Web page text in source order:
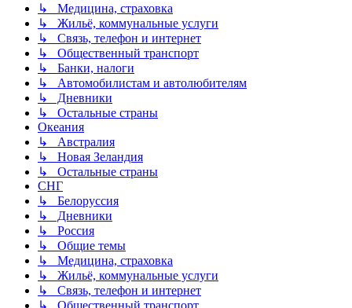
↳ Медицина, страховка
↳ Жильё, коммунальные услуги
↳ Связь, телефон и интернет
↳ Общественный транспорт
↳ Банки, налоги
↳ Автомобилистам и автолюбителям
↳ Дневники
↳ Остальные страны
Океания
↳ Австралия
↳ Новая Зеландия
↳ Остальные страны
СНГ
↳ Белоруссия
↳ Дневники
↳ Россия
↳ Общие темы
↳ Медицина, страховка
↳ Жильё, коммунальные услуги
↳ Связь, телефон и интернет
↳ Общественный транспорт